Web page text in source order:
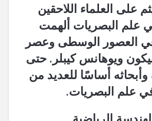
على العلماء اللاحقين
علم البصريات ألهمت
في العصور الوسطى وعصر
ويوهانس كيبلر. حتى
وأبحاثه أساسًا للعديد من
علم البصريات.